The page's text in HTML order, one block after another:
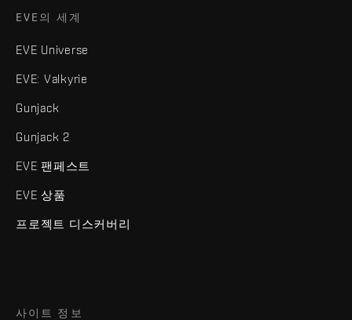
EVE의 세계
EVE Universe
EVE: Valkyrie
Gunjack
Gunjack 2
EVE 팬페스트
EVE 상품
프로젝트 디스커버리
사이트 정보